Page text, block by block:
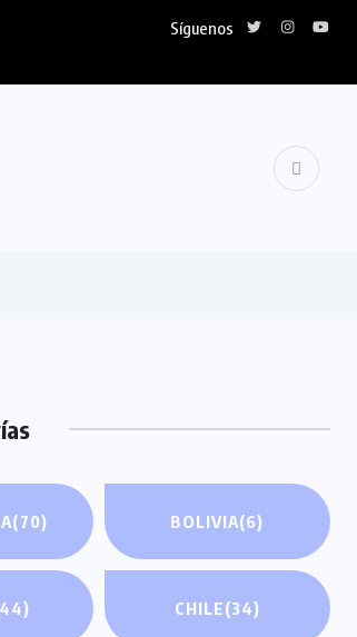
Síguenos
(70) BOLIVIA(6)
CHILE(34)